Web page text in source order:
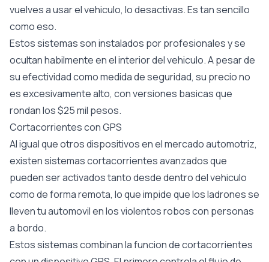
vuelves a usar el vehiculo, lo desactivas. Es tan sencillo
como eso.
Estos sistemas son instalados por profesionales y se
ocultan habilmente en el interior del vehiculo. A pesar de
su efectividad como medida de seguridad, su precio no
es excesivamente alto, con versiones basicas que
rondan los $25 mil pesos.
Cortacorrientes con GPS
Al igual que otros dispositivos en el mercado automotriz,
existen sistemas cortacorrientes avanzados que
pueden ser activados tanto desde dentro del vehiculo
como de forma remota, lo que impide que los ladrones se
lleven tu automovil en los violentos robos con personas
a bordo.
Estos sistemas combinan la funcion de cortacorrientes